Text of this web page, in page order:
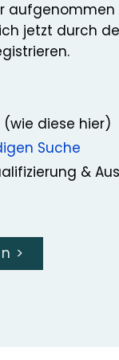
aufgenommen
jetzt durch
diese hier)
Suche
&
>